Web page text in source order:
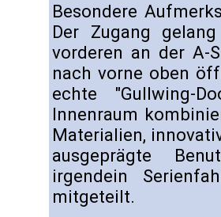
Besondere
Der Zugang
vorderen an der A-
nach vorne oben
echte "Gullwing-
Innenraum
Materialien,
ausgeprägte
irgendein
mitgeteilt.